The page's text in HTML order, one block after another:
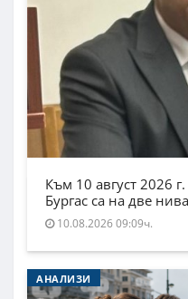
Към 10 август 2026
Бургас са на две
10.08.2026 09:09ч.
АНАЛИЗИ